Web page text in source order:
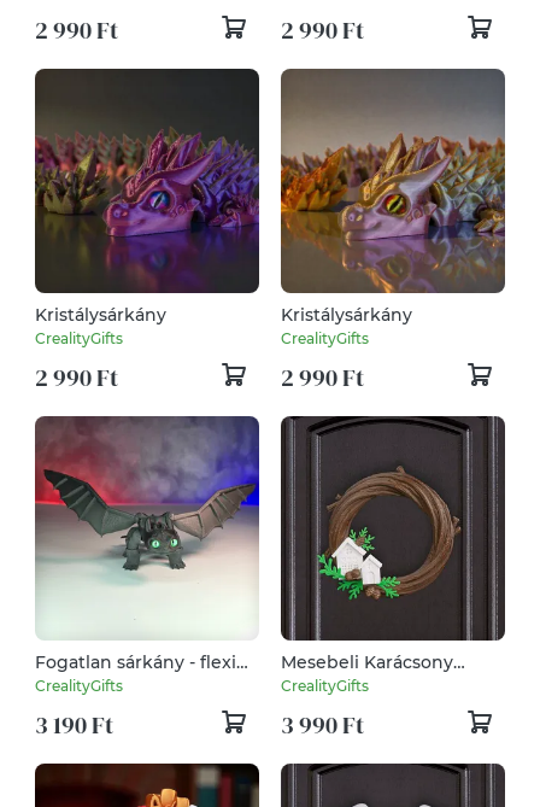
2 990 Ft 2 990 Ft
Kristálysárkány
CrealityGifts
2 990 Ft
Kristálysárkány
CrealityGifts
2 990 Ft
Fogatlan sárkány - flexi
játék
CrealityGifts
3 190 Ft
Mesebeli Karácsony
Ajtódísz
CrealityGifts
3 990 Ft